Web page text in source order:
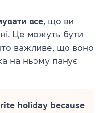
все , що ви
Це можуть бути
важливе, що воно
на ньому панує
holiday because